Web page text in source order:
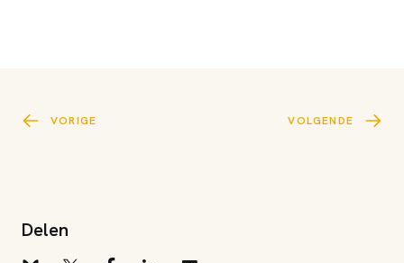
VORIGE VOLGENDE
Delen